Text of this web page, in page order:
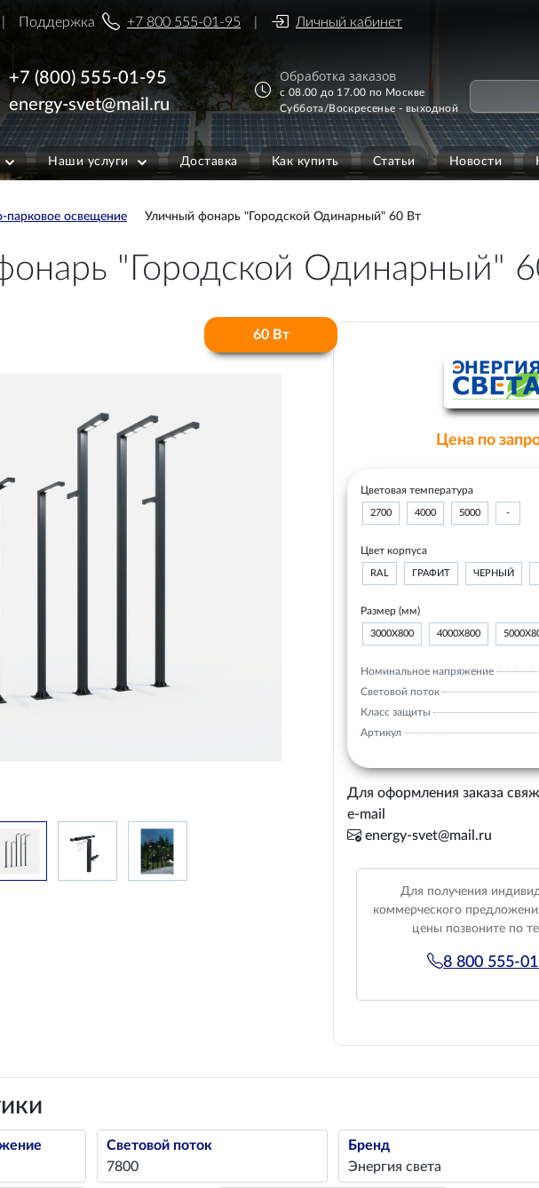
Поддержка +7 800 555-01-95 Личный кабинет
+7 (800) 555-01-95
energy-svet@mail.ru
Обработка заказов
с 08.00 до 17.00 по Москве
Суббота/Воскресенье - выходной
Наши услуги Доставка Как купить Статьи Новости
парковое освещение Уличный фонарь "Городской Одинарный" 60 Вт
"Городской Одинарный"
60 Вт
Цена по
Цветовая температура
2700 4000 5000 -
Цвет корпуса
RAL ГРАФИТ ЧЕРНЫЙ
Размер (мм)
3000Х800 4000Х800
Номинальное напряжение
Световой поток
Класс защиты
Артикул
Для оформления заказа
e-mail
energy-svet@mail.ru
Для получения
коммерческого
цены позвоните по
8 800 555-
Световой поток
7800
Бренд
Энергия света